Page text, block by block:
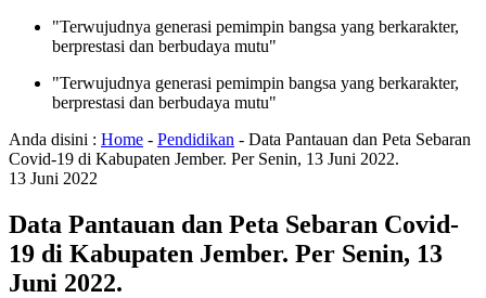
"Terwujudnya generasi pemimpin bangsa yang berkarakter,
berprestasi dan berbudaya mutu"
"Terwujudnya generasi pemimpin bangsa yang berkarakter,
berprestasi dan berbudaya mutu"
Anda disini : Home - Pendidikan - Data Pantauan dan Peta Sebaran
Covid-19 di Kabupaten Jember. Per Senin, 13 Juni 2022.
13 Juni 2022
Data Pantauan dan Peta Sebaran Covid-
19 di Kabupaten Jember. Per Senin, 13
Juni 2022.